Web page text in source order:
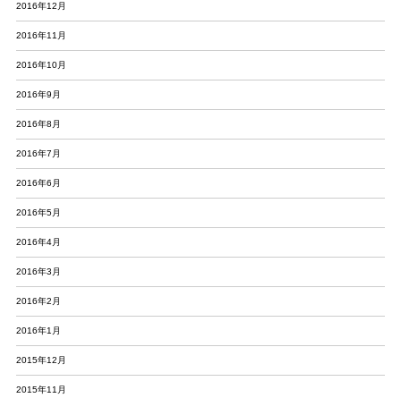
2016年12月
2016年11月
2016年10月
2016年9月
2016年8月
2016年7月
2016年6月
2016年5月
2016年4月
2016年3月
2016年2月
2016年1月
2015年12月
2015年11月